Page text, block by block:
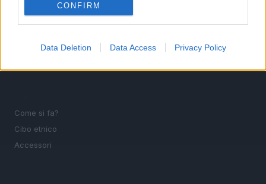
CONFIRM
Data Deletion Data Access Privacy Policy
Ricette, come si fa in cucina, cibo etnico e accessori:
Come si fa?
Cibo etnico
Accessori